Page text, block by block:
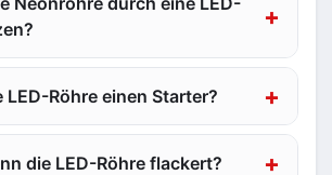
LED-Röhre einen Starter?
die LED-Röhre flackert?